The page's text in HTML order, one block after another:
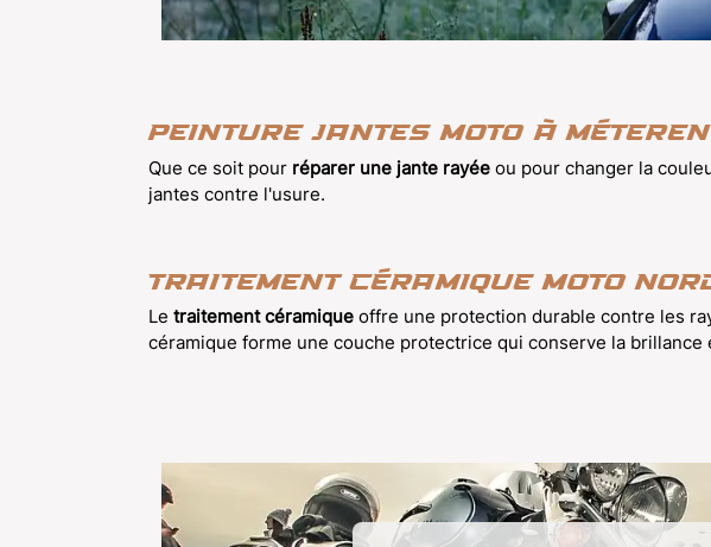
Peinture jantes moto à Méteren
Que ce soit pour réparer une jante rayéeou pour changer la
jantes contre l'usure.
Traitement céramique moto
Le traitement céramiqueoffre une protection durable contre les
céramique forme une couche protectrice qui conserve la brillance